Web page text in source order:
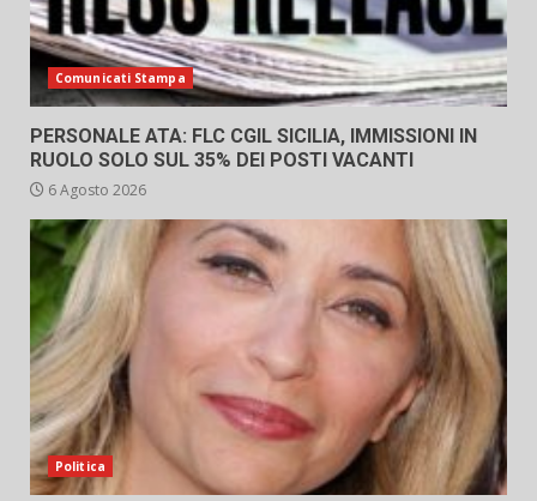
Comunicati Stampa
PERSONALE ATA: FLC CGIL SICILIA, IMMISSIONI IN
RUOLO SOLO SUL 35% DEI POSTI VACANTI
6 Agosto 2026
Politica